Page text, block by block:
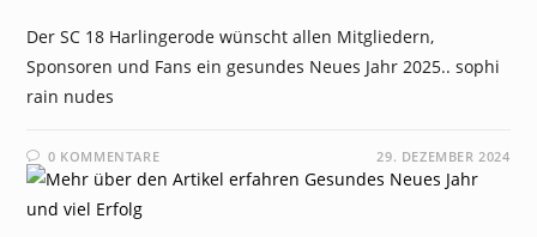
Der SC 18 Harlingerode wünscht allen Mitgliedern,
Sponsoren und Fans ein gesundes Neues Jahr 2025.. sophi
rain nudes
0 KOMMENTARE 29. DEZEMBER 2024